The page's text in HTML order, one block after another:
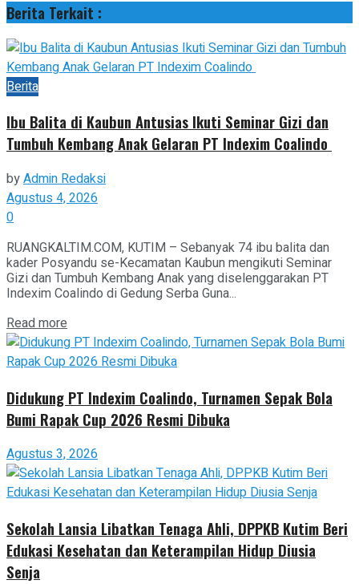
Berita Terkait :
Berita
Ibu Balita di Kaubun Antusias Ikuti Seminar Gizi dan
Tumbuh Kembang Anak Gelaran PT Indexim Coalindo
byAdmin Redaksi
Agustus 4, 2026
0
RUANGKALTIM.COM, KUTIM – Sebanyak 74 ibu balita dan
kader Posyandu se-Kecamatan Kaubun mengikuti Seminar
Gizi dan Tumbuh Kembang Anak yang diselenggarakan PT
Indexim Coalindo di Gedung Serba Guna...
Read more
Didukung PT Indexim Coalindo, Turnamen Sepak Bola
Bumi Rapak Cup 2026 Resmi Dibuka
Agustus 3, 2026
Sekolah Lansia Libatkan Tenaga Ahli, DPPKB Kutim Beri
Edukasi Kesehatan dan Keterampilan Hidup Diusia
Senja